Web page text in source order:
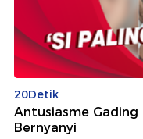
20Detik
Antusiasme
Bernyanyi